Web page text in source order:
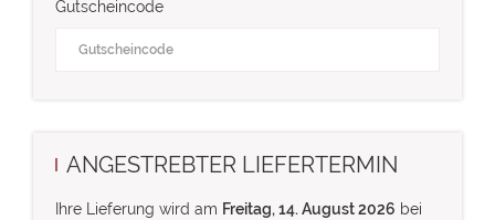
Gutscheincode
ANGESTREBTER LIEFERTERMIN
Ihre Lieferung wird am Freitag, 14. August 2026 bei